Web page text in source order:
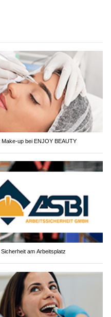
up bei ENJOY BEAUTY
am Arbeitsplatz